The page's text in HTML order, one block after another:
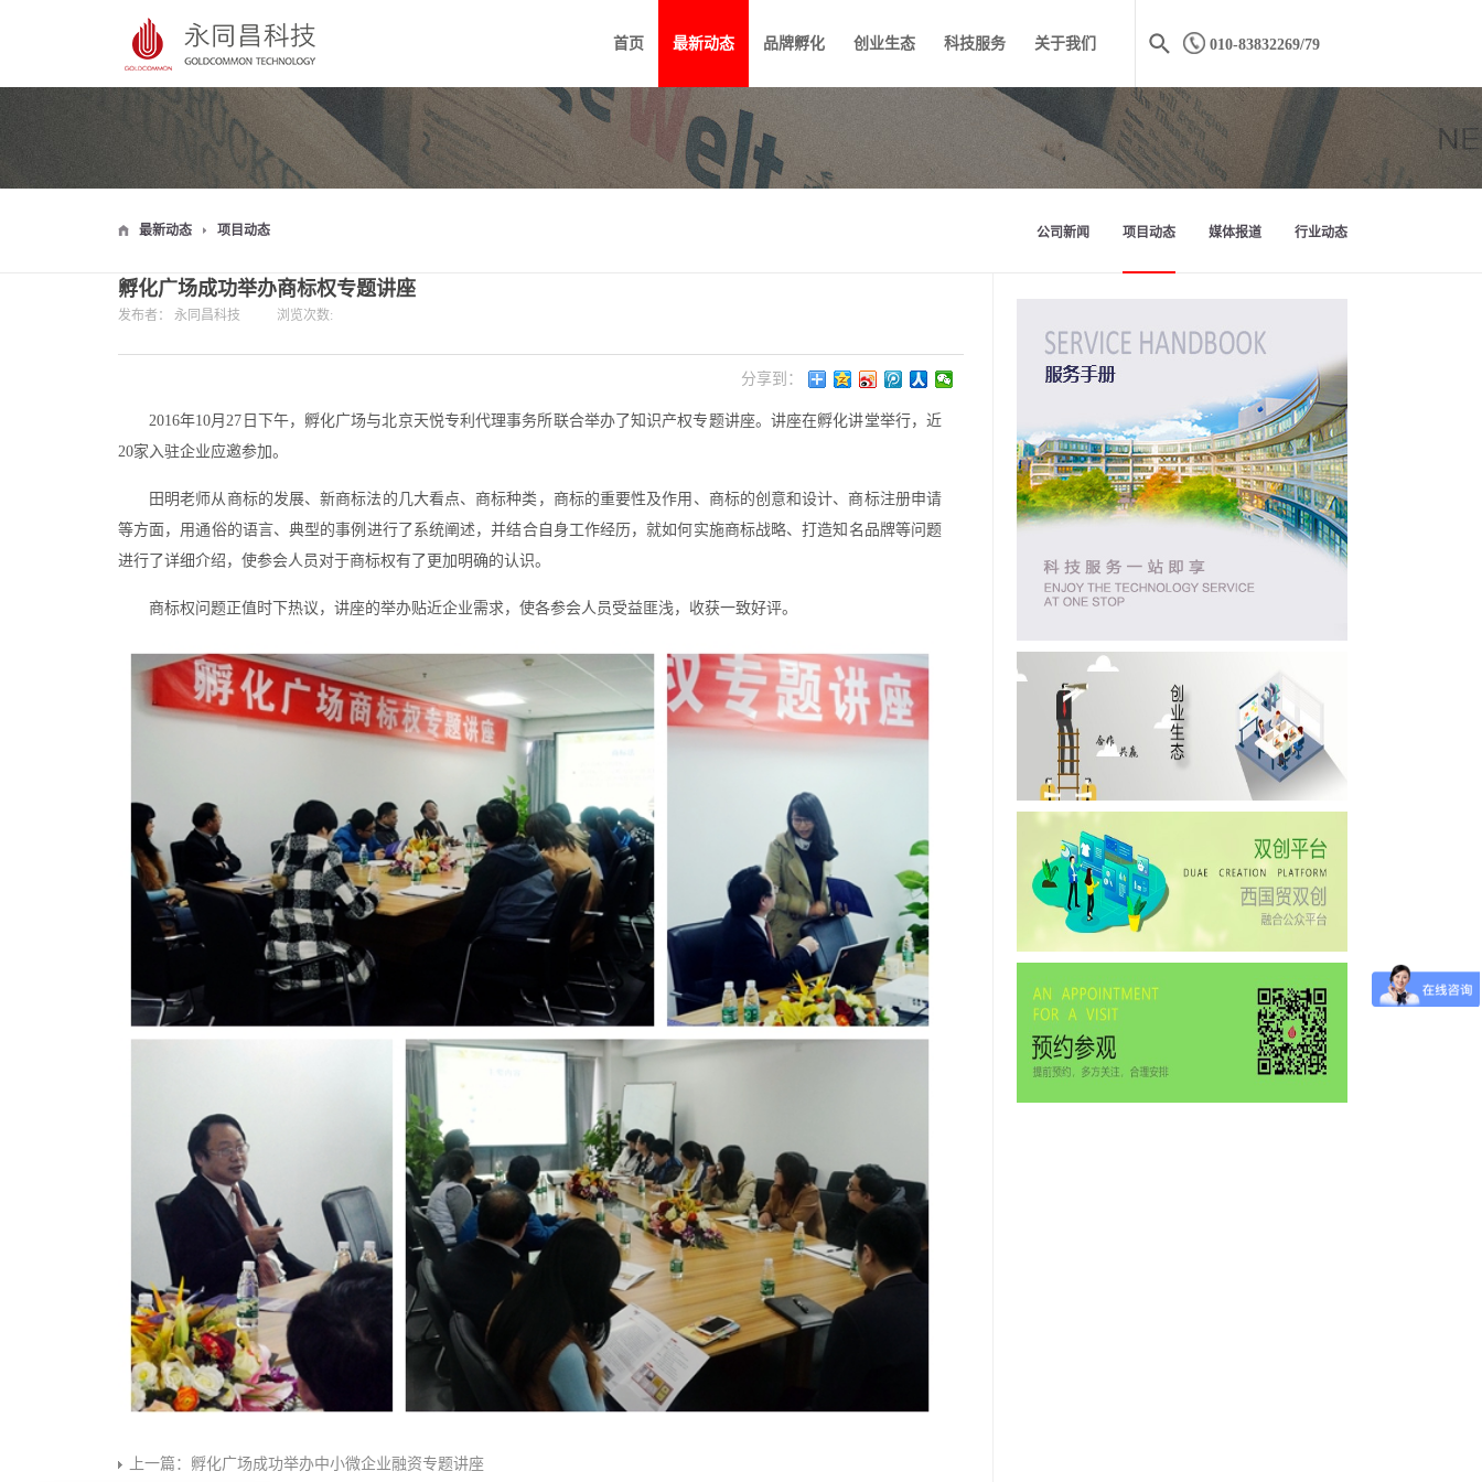
010-83832269/79
首页 最新动态 品牌孵化 创业生态 科技服务 关于我们
最新动态 项目动态 公司新闻 项目动态 媒体报道 行业动态
孵化广场成功举办商标权专题讲座
发布者： 永同昌科技 浏览次数:
分享到：
2016年10月27日下午，孵化广场与北京天悦专利代理事务所联合举办了知识产权专题讲座。讲座在孵化讲堂举行，近
20家入驻企业应邀参加。
田明老师从商标的发展、新商标法的几大看点、商标种类，商标的重要性及作用、商标的创意和设计、商标注册申请
等方面，用通俗的语言、典型的事例进行了系统阐述，并结合自身工作经历，就如何实施商标战略、打造知名品牌等问题
进行了详细介绍，使参会人员对于商标权有了更加明确的认识。
商标权问题正值时下热议，讲座的举办贴近企业需求，使各参会人员受益匪浅，收获一致好评。
上一篇： 孵化广场成功举办中小微企业融资专题讲座